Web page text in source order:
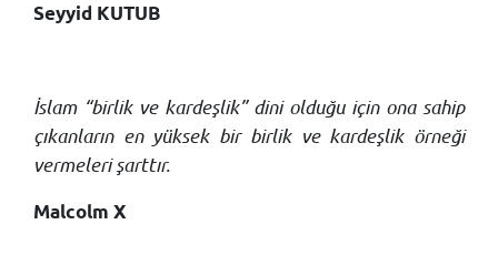
Seyyid KUTUB
İslam “birlik ve kardeşlik” dini olduğu için ona sahip
çıkanların en yüksek bir birlik ve kardeşlik örneği
vermeleri şarttır.
Malcolm X